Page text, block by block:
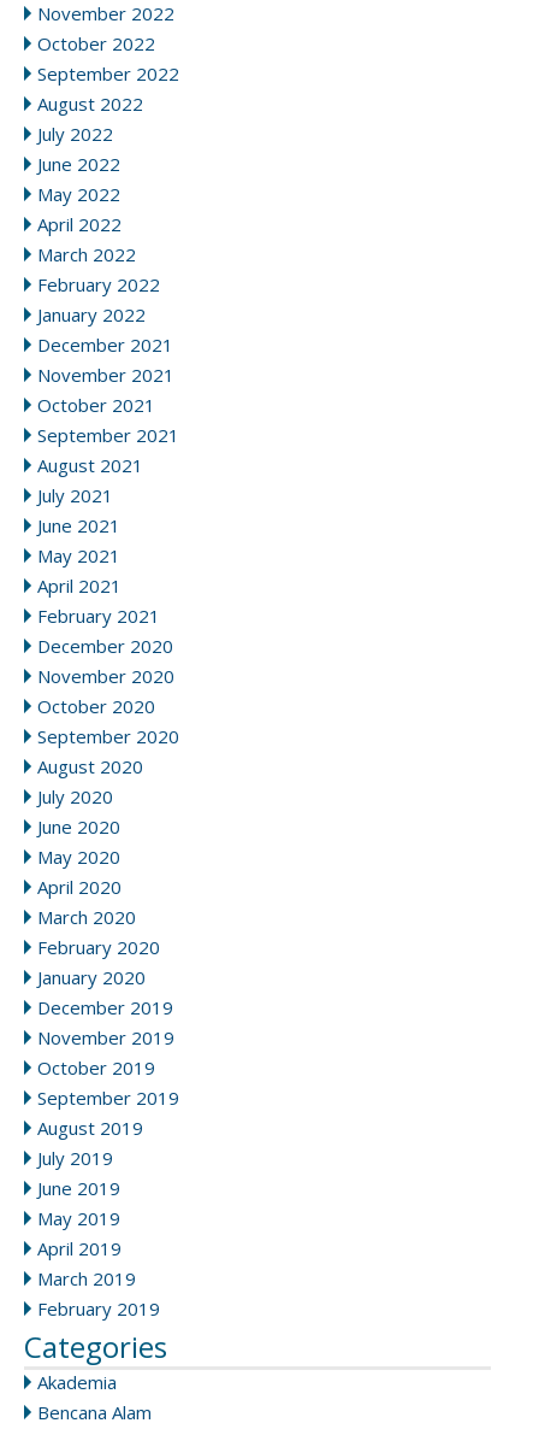
November 2022
October 2022
September 2022
August 2022
July 2022
June 2022
May 2022
April 2022
March 2022
February 2022
January 2022
December 2021
November 2021
October 2021
September 2021
August 2021
July 2021
June 2021
May 2021
April 2021
February 2021
December 2020
November 2020
October 2020
September 2020
August 2020
July 2020
June 2020
May 2020
April 2020
March 2020
February 2020
January 2020
December 2019
November 2019
October 2019
September 2019
August 2019
July 2019
June 2019
May 2019
April 2019
March 2019
February 2019
Categories
Akademia
Bencana Alam